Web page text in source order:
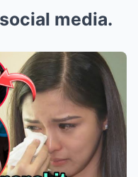
media.